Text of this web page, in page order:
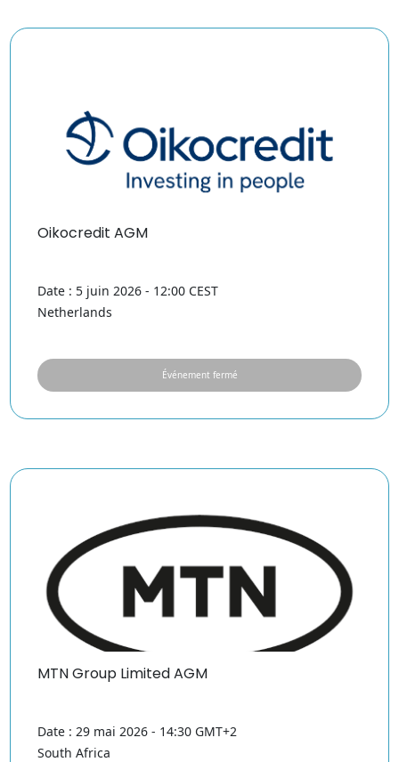
Oikocredit AGM
Date : 5 juin 2026 - 12:00 CEST
Netherlands
Événement fermé
MTN Group Limited AGM
Date : 29 mai 2026 - 14:30 GMT+2
South Africa